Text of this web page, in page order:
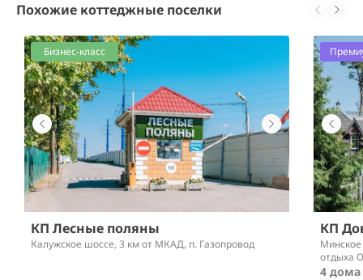
Похожие коттеджные поселки
Бизнес-класс
КП Лесные поляны
Калужское шоссе, 3 км от МКАД, п. Газопровод
КП
отдыха
4 дома